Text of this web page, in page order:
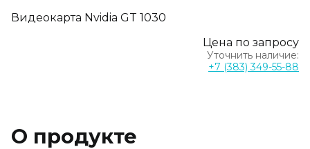
Видеокарта Nvidia GT 1030
Цена по запросу
Уточнить наличие:
+7 (383) 349-55-88
О продукте